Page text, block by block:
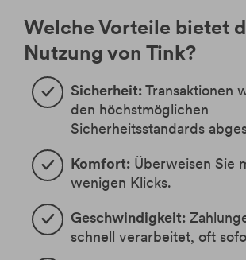
Welche Vorteile bietet
Nutzung von Tink?
Sicherheit:Transaktionen
den höchstmöglichen
Sicherheitsstandards
Komfort: Überweisen Sie
wenigen Klicks.
Geschwindigkeit:
schnell verarbeitet, oft